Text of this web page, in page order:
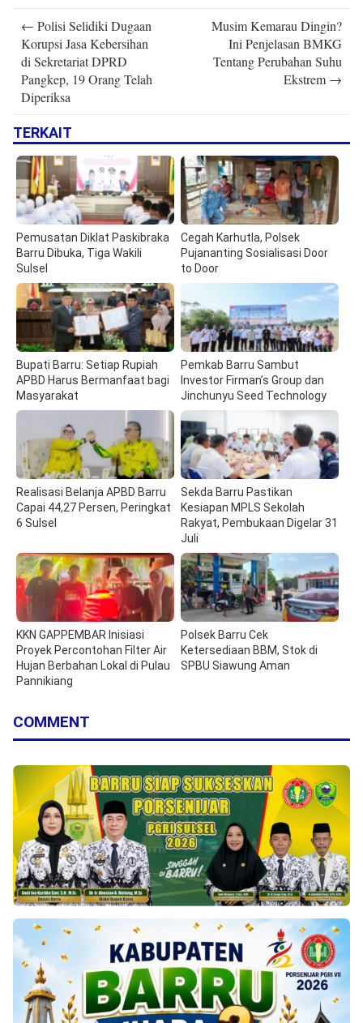
navigation
← Polisi Selidiki Dugaan
Korupsi Jasa Kebersihan
di Sekretariat DPRD
Pangkep, 19 Orang Telah
Diperiksa
Musim Kemarau Dingin?
Ini Penjelasan BMKG
Tentang Perubahan Suhu
Ekstrem →
TERKAIT
Pemusatan Diklat Paskibraka
Barru Dibuka, Tiga Wakili
Sulsel
Cegah Karhutla, Polsek
Pujananting Sosialisasi Door
to Door
Bupati Barru: Setiap Rupiah
APBD Harus Bermanfaat bagi
Masyarakat
Pemkab Barru Sambut
Investor Firman’s Group dan
Jinchunyu Seed Technology
Realisasi Belanja APBD Barru
Capai 44,27 Persen, Peringkat
6 Sulsel
Sekda Barru Pastikan
Kesiapan MPLS Sekolah
Rakyat, Pembukaan Digelar 31
Juli
KKN GAPPEMBAR Inisiasi
Proyek Percontohan Filter Air
Hujan Berbahan Lokal di Pulau
Pannikiang
Polsek Barru Cek
Ketersediaan BBM, Stok di
SPBU Siawung Aman
COMMENT